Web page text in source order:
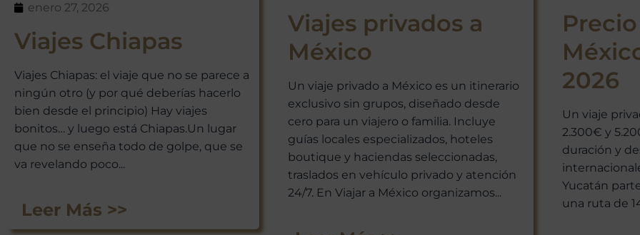
enero 27, 2026
Viajes Chiapas
Viajes Chiapas: el viaje que no se parece a
ningún otro (y por qué deberías hacerlo
bien desde el principio) Hay viajes
bonitos… y luego está Chiapas.Un lugar
que no se enseña todo de golpe, que se
va revelando poco...
Leer Más >>
Viajes privados a
México
Un viaje privado a México es un itinerario
exclusivo sin grupos, diseñado desde
cero para un viajero o familia. Incluye
guías locales especializados, hoteles
boutique y haciendas seleccionadas,
traslados en vehículo privado y atención
24/7. En Viajar a México organizamos...
2026
Un viaje
2.300€ y
duración y
Yucatán
una ruta de